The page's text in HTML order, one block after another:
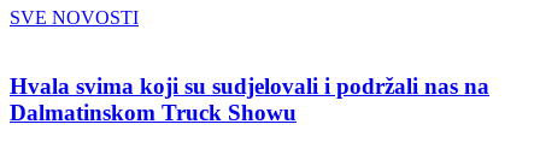
SVE NOVOSTI
Hvala svima koji su sudjelovali i podržali nas na
Dalmatinskom Truck Showu